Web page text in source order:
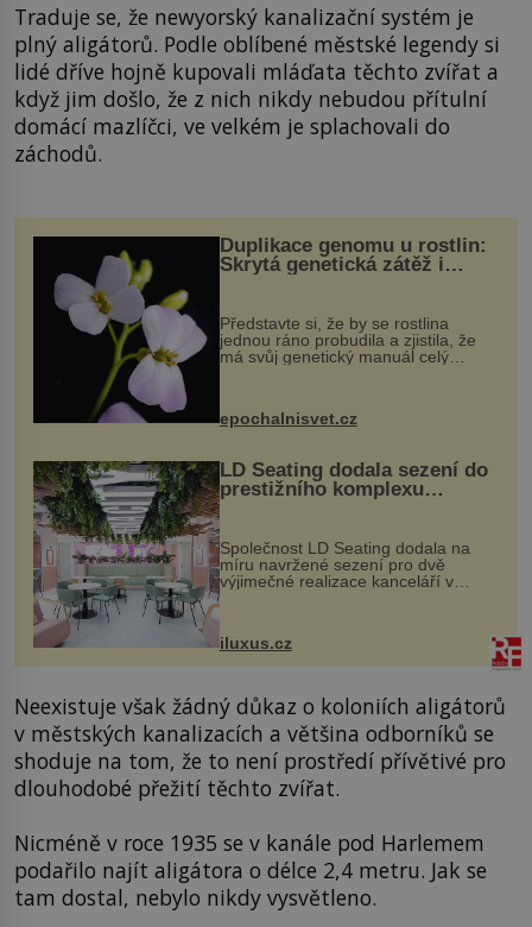
Traduje se, že newyorský kanalizační systém je
plný aligátorů. Podle oblíbené městské legendy si
lidé dříve hojně kupovali mláďata těchto zvířat a
když jim došlo, že z nich nikdy nebudou přítulní
domácí mazlíčci, ve velkém je splachovali do
záchodů.
Duplikace genomu u rostlin:
Skrytá genetická zátěž i
Představte si, že by se rostlina
jednou ráno probudila a zjistila, že
má svůj genetický manuál celý
vstupenka...
epochalnisvet.cz
LD Seating dodala sezení do
prestižního komplexu
MediaCityUK v Salfordu
Společnost LD Seating dodala na
míru navržené sezení pro dvě
výjimečné realizace kanceláří v
areálu MediaCityUK v anglickém
budov Media...
iluxus.cz
Neexistuje však žádný důkaz o koloniích aligátorů
v městských kanalizacích a většina odborníků se
shoduje na tom, že to není prostředí přívětivé pro
dlouhodobé přežití těchto zvířat.
Nicméně v roce 1935 se v kanále pod Harlemem
podařilo najít aligátora o délce 2,4 metru. Jak se
tam dostal, nebylo nikdy vysvětleno.